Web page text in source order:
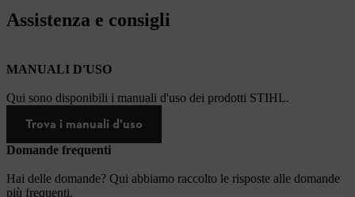
Assistenza e consigli
MANUALI D'USO
Qui sono disponibili i manuali d'uso dei prodotti STIHL.
Trova i manuali d'uso
Domande frequenti
Hai delle domande? Qui abbiamo raccolto le risposte alle domande
più frequenti.